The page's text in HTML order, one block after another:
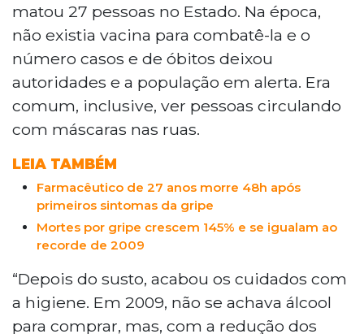
matou 27 pessoas no Estado. Na época,
não existia vacina para combatê-la e o
número casos e de óbitos deixou
autoridades e a população em alerta. Era
comum, inclusive, ver pessoas circulando
com máscaras nas ruas.
LEIA TAMBÉM
Farmacêutico de 27 anos morre 48h após
primeiros sintomas da gripe
Mortes por gripe crescem 145% e se igualam ao
recorde de 2009
“Depois do susto, acabou os cuidados com
a higiene. Em 2009, não se achava álcool
para comprar, mas, com a redução dos